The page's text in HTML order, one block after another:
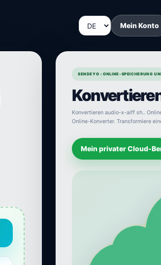
Mein Konto
SENDEYO : ONLINE-SPEICHERUNG
Konvertieren audio-x-aiff sh..
Online-Konverter. Transformiere
Mein privater Cloud-